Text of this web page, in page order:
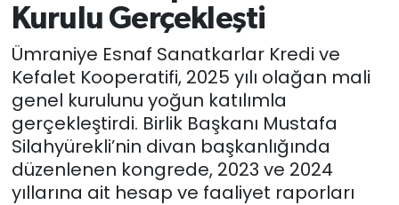
Kurulu Gerçekleşti
Ümraniye Esnaf Sanatkarlar Kredi ve
Kefalet Kooperatifi, 2025 yılı olağan mali
genel kurulunu yoğun katılımla
gerçekleştirdi. Birlik Başkanı Mustafa
Silahyürekli’nin divan başkanlığında
düzenlenen kongrede, 2023 ve 2024
yıllarına ait hesap ve faaliyet raporları
Son Dakika Haberleri
Haber Arşivi